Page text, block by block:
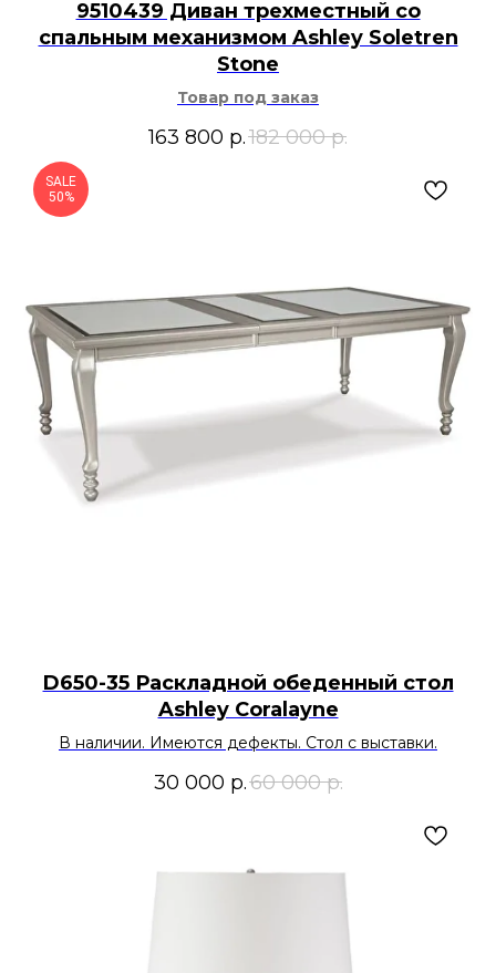
9510439 Диван трехместный со
спальным механизмом Ashley Soletren
Stone
Товар под заказ
163 800 р.182 000 р.
SALE
50%
D650-35 Раскладной обеденный стол
Ashley Coralayne
В наличии. Имеются дефекты. Стол с выставки.
30 000 р.60 000 р.